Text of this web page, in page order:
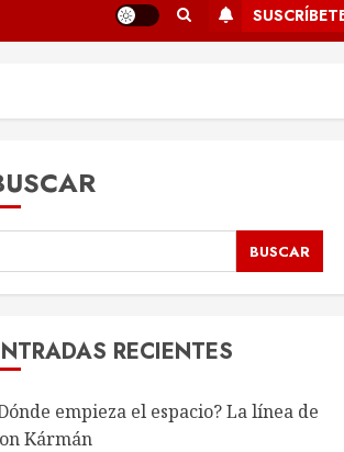
BUSCAR
RECIENTES
empieza el espacio? La línea de
Kármán